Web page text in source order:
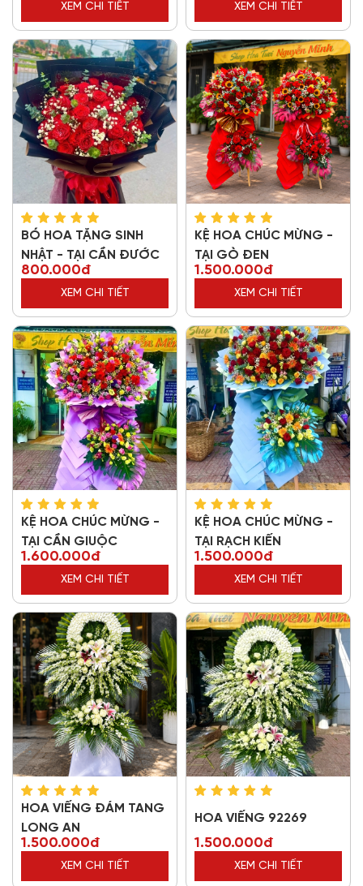
XEM CHI TIẾT XEM CHI TIẾT
BÓ HOA TẶNG SINH
NHẬT - TẠI CẦN ĐƯỚC
800.000đ
XEM CHI TIẾT
KỆ HOA CHÚC MỪNG -
TẠI GÒ ĐEN
1.500.000đ
XEM CHI TIẾT
KỆ HOA CHÚC MỪNG -
TẠI CẦN GIUỘC
1.600.000đ
XEM CHI TIẾT
KỆ HOA CHÚC MỪNG -
TẠI RẠCH KIẾN
1.500.000đ
XEM CHI TIẾT
HOA VIẾNG ĐÁM TANG
LONG AN
1.500.000đ
XEM CHI TIẾT
HOA VIẾNG 92269
1.500.000đ
XEM CHI TIẾT